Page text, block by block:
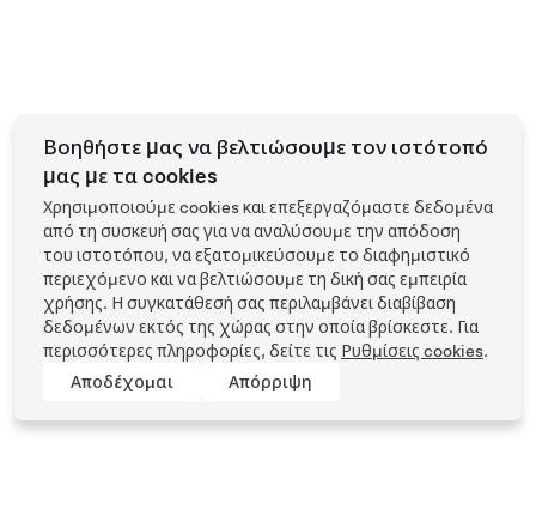
Βοηθήστε μας να βελτιώσουμε τον ιστότοπό
μας με τα cookies
Χρησιμοποιούμε cookies και επεξεργαζόμαστε δεδομένα
από τη συσκευή σας για να αναλύσουμε την απόδοση
του ιστοτόπου, να εξατομικεύσουμε το διαφημιστικό
περιεχόμενο και να βελτιώσουμε τη δική σας εμπειρία
χρήσης. Η συγκατάθεσή σας περιλαμβάνει διαβίβαση
δεδομένων εκτός της χώρας στην οποία βρίσκεστε. Για
περισσότερες πληροφορίες, δείτε τις Ρυθμίσεις cookies.
Αποδέχομαι
Απόρριψη